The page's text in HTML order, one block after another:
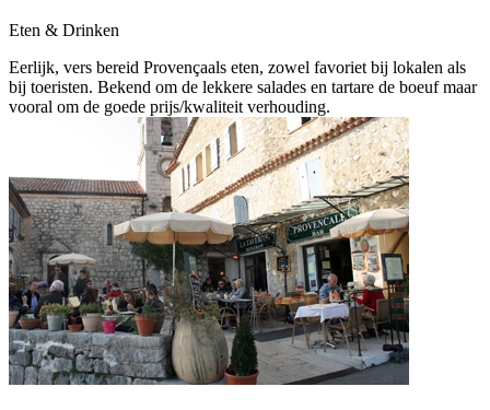
Eten & Drinken
Eerlijk, vers bereid Provençaals eten, zowel favoriet bij lokalen als
bij toeristen. Bekend om de lekkere salades en tartare de boeuf maar
vooral om de goede prijs/kwaliteit verhouding.